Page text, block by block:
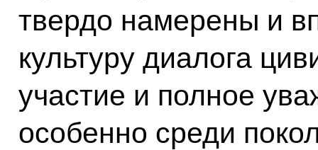
твердо намерены и
культуру диалога
участие и полное
особенно среди